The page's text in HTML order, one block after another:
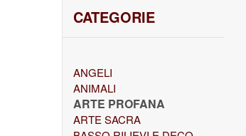
CATEGORIE
ANGELI
ANIMALI
ARTE PROFANA
ARTE SACRA